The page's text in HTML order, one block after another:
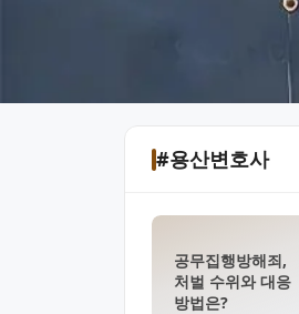
#용산변호사
공무집행방해죄,
처벌 수위와 대응
방법은?